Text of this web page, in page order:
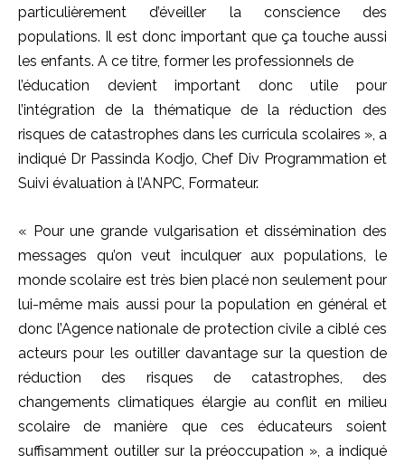
particulièrement d’éveiller la conscience des
populations. Il est donc important que ça touche aussi
les enfants. A ce titre, former les professionnels de
l’éducation devient important donc utile pour
l’intégration de la thématique de la réduction des
risques de catastrophes dans les curricula scolaires », a
indiqué Dr Passinda Kodjo, Chef Div Programmation et
Suivi évaluation à l’ANPC, Formateur.
« Pour une grande vulgarisation et dissémination des
messages qu’on veut inculquer aux populations, le
monde scolaire est très bien placé non seulement pour
lui-même mais aussi pour la population en général et
donc l’Agence nationale de protection civile a ciblé ces
acteurs pour les outiller davantage sur la question de
réduction des risques de catastrophes, des
changements climatiques élargie au conflit en milieu
scolaire de manière que ces éducateurs soient
suffisamment outiller sur la préoccupation », a indiqué